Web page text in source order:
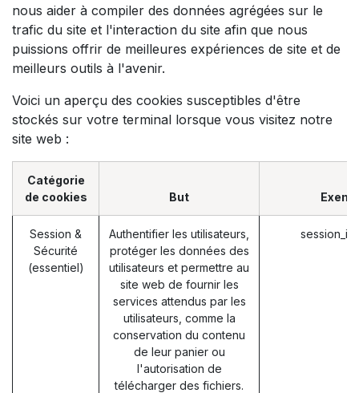
nous aider à compiler des données agrégées sur le
trafic du site et l'interaction du site afin que nous
puissions offrir de meilleures expériences de site et de
meilleurs outils à l'avenir.
Voici un aperçu des cookies susceptibles d'être
stockés sur votre terminal lorsque vous visitez notre
site web :
Catégorie
de cookies
But
Session &
Sécurité
(essentiel)
Authentifier les utilisateurs,
protéger les données des
utilisateurs et permettre au
site web de fournir les
services attendus par les
utilisateurs, comme la
conservation du contenu
de leur panier ou
l'autorisation de
télécharger des fichiers.